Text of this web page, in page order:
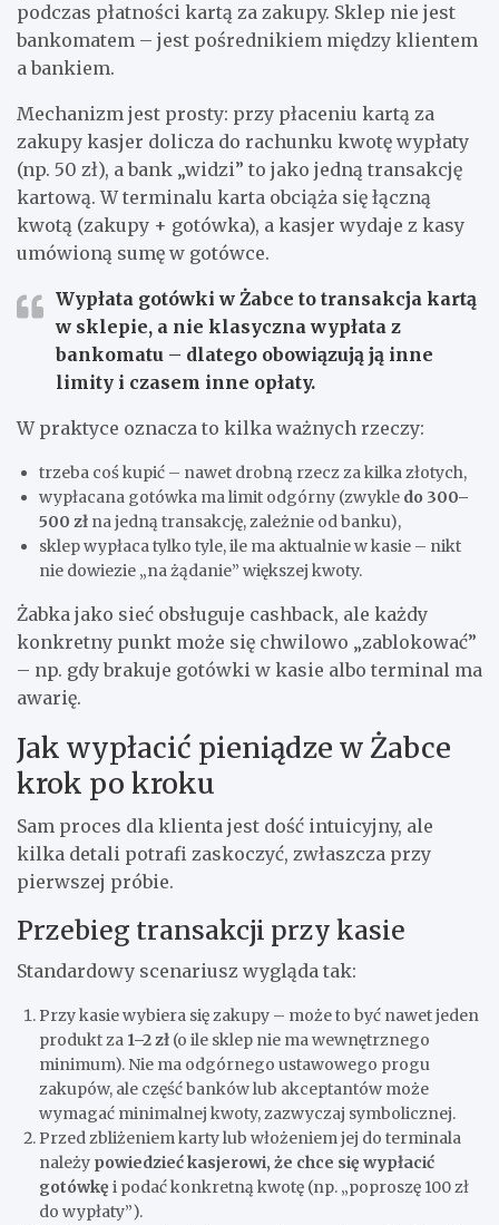
podczas płatności kartą za zakupy. Sklep nie jest
bankomatem – jest pośrednikiem między klientem
a bankiem.
Mechanizm jest prosty: przy płaceniu kartą za
zakupy kasjer dolicza do rachunku kwotę wypłaty
(np. 50 zł), a bank „widzi” to jako jedną transakcję
kartową. W terminalu karta obciąża się łączną
kwotą (zakupy + gotówka), a kasjer wydaje z kasy
umówioną sumę w gotówce.
Wypłata gotówki w Żabce to transakcja kartą
w sklepie, a nie klasyczna wypłata z
bankomatu – dlatego obowiązują ją inne
limity i czasem inne opłaty.
W praktyce oznacza to kilka ważnych rzeczy:
trzeba coś kupić – nawet drobną rzecz za kilka złotych,
wypłacana gotówka ma limit odgórny (zwykle do 300–
500 zł na jedną transakcję, zależnie od banku),
sklep wypłaca tylko tyle, ile ma aktualnie w kasie – nikt
nie dowiezie „na żądanie” większej kwoty.
Żabka jako sieć obsługuje cashback, ale każdy
konkretny punkt może się chwilowo „zablokować”
– np. gdy brakuje gotówki w kasie albo terminal ma
awarię.
Jak wypłacić pieniądze w Żabce
krok po kroku
Sam proces dla klienta jest dość intuicyjny, ale
kilka detali potrafi zaskoczyć, zwłaszcza przy
pierwszej próbie.
Przebieg transakcji przy kasie
Standardowy scenariusz wygląda tak:
Przy kasie wybiera się zakupy – może to być nawet jeden
produkt za 1–2 zł (o ile sklep nie ma wewnętrznego
minimum). Nie ma odgórnego ustawowego progu
zakupów, ale część banków lub akceptantów może
wymagać minimalnej kwoty, zazwyczaj symbolicznej.
Przed zbliżeniem karty lub włożeniem jej do terminala
należy powiedzieć kasjerowi, że chce się wypłacić
gotówkę i podać konkretną kwotę (np. „poproszę 100 zł
do wypłaty”).